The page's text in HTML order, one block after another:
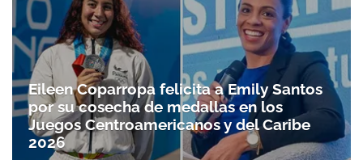
Eileen Coparropa felicita a Emily Santos
por su cosecha de medallas en los
Juegos Centroamericanos y del Caribe
2026